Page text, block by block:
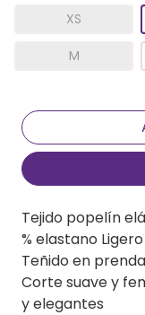
XS
M
Tejido popelín
% elastano
Teñido en
Corte suave y
y elegantes